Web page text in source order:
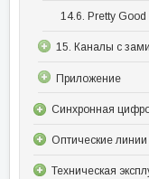
14.6. Pretty Good
15. Каналы с
Приложение
Синхронная
Оптические
Техническая